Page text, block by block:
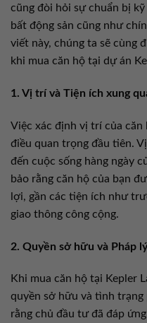
cũng đòi hỏi sự chuẩn bị
bất động sản cũng như
viết này, chúng ta sẽ cùng
khi mua căn hộ tại dự án
1. Vị trí và Tiện ích xung
Việc xác định vị trí của căn
điều quan trọng đầu tiên.
đến cuộc sống hàng ngày
bảo rằng căn hộ của bạn
lợi, gần các tiện ích như
giao thông công cộng.
2. Quyền sở hữu và Pháp lý
Khi mua căn hộ tại Kepler
quyền sở hữu và tình trạng
rằng chủ đầu tư đã đáp